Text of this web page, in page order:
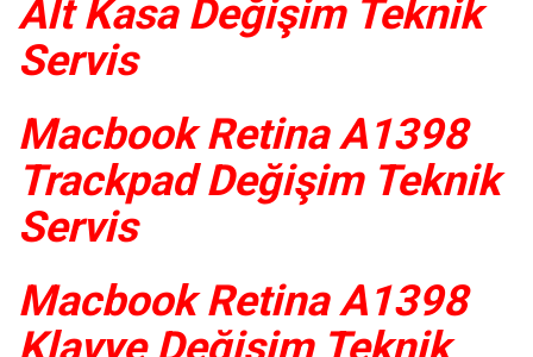
Alt Kasa Değişim Teknik
Servis
Macbook Retina A1398
Trackpad Değişim Teknik
Servis
Macbook Retina A1398
Klavye Değişim Teknik